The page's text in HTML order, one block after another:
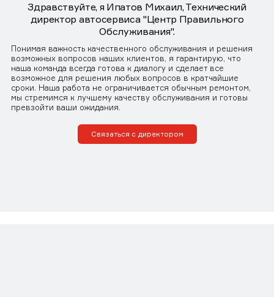
Здравствуйте, я Ипатов Михаил, Технический
директор автосервиса "Центр Правильного
Обслуживания".
Понимая важность качественного обслуживания и решения
возможных вопросов наших клиентов, я гарантирую, что
наша команда всегда готова к диалогу и сделает все
возможное для решения любых вопросов в кратчайшие
сроки. Наша работа не ограничивается обычным ремонтом,
мы стремимся к лучшему качеству обслуживания и готовы
превзойти ваши ожидания.
Связаться с директором